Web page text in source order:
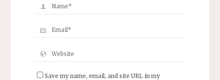
Save my name, email, and site URL in my